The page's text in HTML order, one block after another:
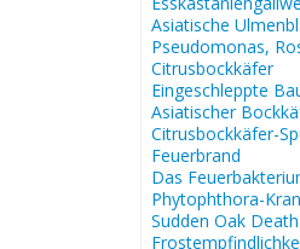
Asiatische
Pseudomonas,
Citrusbockkäfer
Eingeschleppte
Asiatischer
Citrusbockkäfer-
Feuerbrand
Das
Phytophthora-
Sudden Oak Death